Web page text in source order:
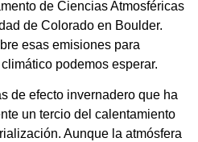
de Ciencias Atmosféricas
de Colorado en Boulder.
esas emisiones para
podemos esperar.
de efecto invernadero que ha
un tercio del calentamiento
Aunque la atmósfera